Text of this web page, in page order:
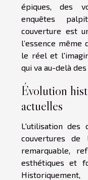
épiques, des
enquêtes
couverture est
l’essence
le réel et
qui va au-delà
Évolution
actuelles
L'utilisation des
couvertures de
remarquable,
esthétiques et